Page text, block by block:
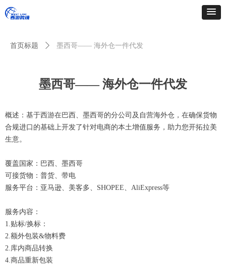
首页标题 ꄲ 墨西哥—— 海外仓一件代发
墨西哥—— 海外仓一件代发
概述：基于西游在巴西、墨西哥的分公司及自营海外仓，在确保货物
合规进口的基础上开发了针对电商的本土增值服务，助力您开拓拉美
生意。
覆盖国家：巴西、墨西哥
可接货物：普货、带电
服务平台：亚马逊、美客多、SHOPEE、AliExpress等
服务内容：
1.贴标/换标：
2.额外包装&物料费
2.库内商品转换
4.商品重新包装